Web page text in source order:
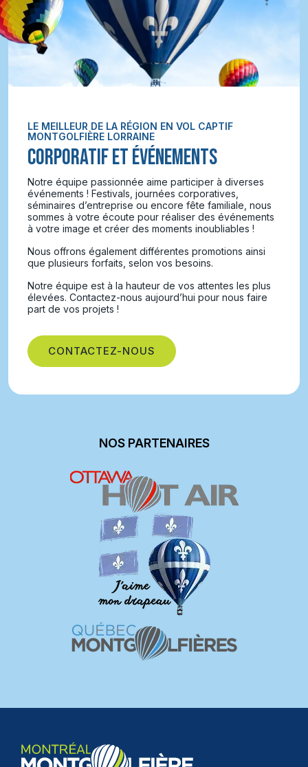
LE MEILLEUR DE LA RÉGION EN VOL CAPTIF
MONTGOLFIÈRE LORRAINE
CORPORATIF ET ÉVÉNEMENTS
Notre équipe passionnée aime participer à diverses
événements ! Festivals, journées corporatives,
séminaires d’entreprise ou encore fête familiale, nous
sommes à votre écoute pour réaliser des événements
à votre image et créer des moments inoubliables !
Nous offrons également différentes promotions ainsi
que plusieurs forfaits, selon vos besoins.
Notre équipe est à la hauteur de vos attentes les plus
élevées. Contactez-nous aujourd’hui pour nous faire
part de vos projets !
CONTACTEZ-NOUS
NOS PARTENAIRES